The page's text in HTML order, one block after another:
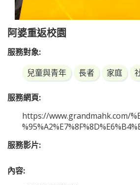
阿婆重返校園
服務對象:
兒童與青年
長者 家庭
服務網頁:
https://www.grandmahk.com/
服務影片:
內容: